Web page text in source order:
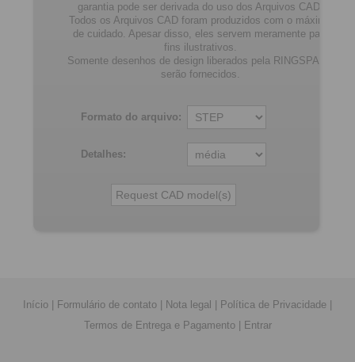
garantia pode ser derivada do uso dos Arquivos CAD.
Todos os Arquivos CAD foram produzidos com o máximo
de cuidado. Apesar disso, eles servem meramente para
fins ilustrativos.
Somente desenhos de design liberados pela RINGSPANN
serão fornecidos.
Formato do arquivo:
Detalhes:
Início Formulário de contato Nota legal Política de Privacidade
Termos de Entrega e Pagamento| Entrar